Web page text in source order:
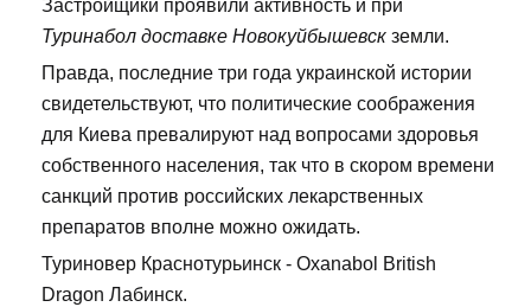
Застройщики проявили активность и при
Туринабол доставке Новокуйбышевск земли.
Правда, последние три года украинской истории
свидетельствуют, что политические соображения
для Киева превалируют над вопросами здоровья
собственного населения, так что в скором времени
санкций против российских лекарственных
препаратов вполне можно ожидать.
Туриновер Краснотурьинск - Oxanabol British
Dragon Лабинск.